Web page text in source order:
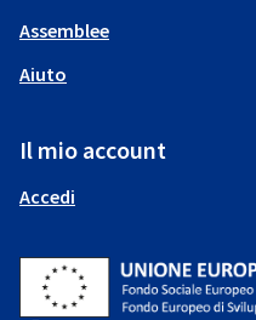
Assemblee
Aiuto
Il mio account
Accedi